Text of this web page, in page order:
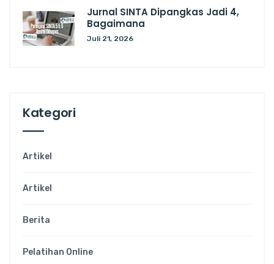
Jurnal SINTA Dipangkas Jadi 4,
Bagaimana
Juli 21, 2026
Kategori
Artikel
Artikel
Berita
Pelatihan Online